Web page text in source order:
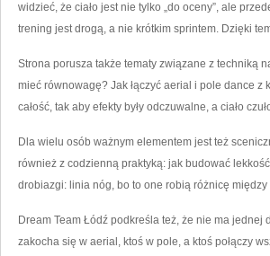
widzieć, że ciało jest nie tylko „do oceny”, ale
trening jest drogą, a nie krótkim sprintem. Dzięki
Strona porusza także tematy związane z techniką
mieć równowagę? Jak łączyć aerial i pole dance z
całość, tak aby efekty były odczuwalne, a ciało
Dla wielu osób ważnym elementem jest też
również z codzienną praktyką: jak budować
drobiazgi: linia nóg, bo to one robią różnicę między
Dream Team Łódź podkreśla też, że nie ma
zakocha się w aerial, ktoś w pole, a ktoś połączy